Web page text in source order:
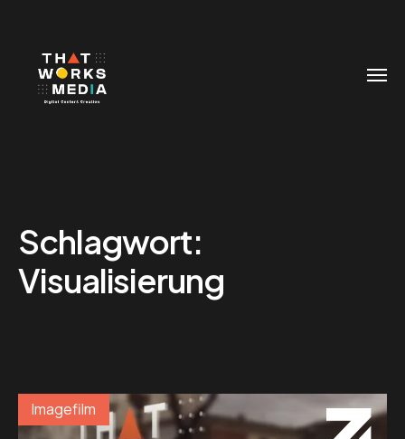
Schlagwort:
Visualisierung
Imagefilm